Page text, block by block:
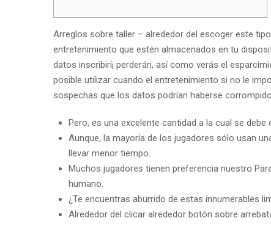
Arreglos sobre taller – alrededor del escoger este
entretenimiento que estén almacenados en tu
datos inscribirí¡ perderán, así­ como verás el
posible utilizar cuando el entretenimiento si no le
sospechas que los datos podrían haberse
Pero, es una excelente cantidad a la cual se
Aunque, la mayoría de los jugadores sólo usan
llevar menor tiempo.
Muchos jugadores tienen preferencia nuestro
humano.
¿Te encuentras aburrido de estas innumerables
Alrededor del clicar alrededor botón sobre